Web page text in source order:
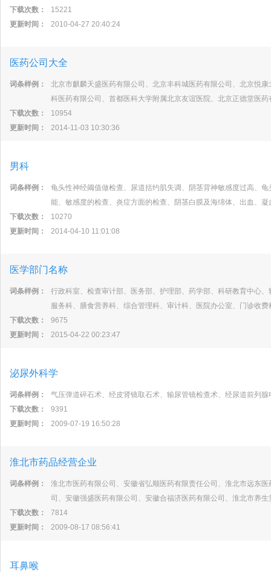
下载次数：
15221
更新时间：
2010-04-27 20:40:24
医药公司大全
词条样例：
北京市麒麟天盛医药有限公司、北京丰科城医药有限公司、北京悦
科医药有限公司、首都医科大学附属北京友谊医院、北京正德堂医药
下载次数：
10954
更新时间：
2014-11-03 10:30:36
男科
词条样例：
龟头性神经阈值做检查、尿道括约肌失调、阴茎背神敏感度过高、
能、敏感度的检查、炎症方面的检查、阴茎白膜及海绵体、出血、
下载次数：
10270
更新时间：
2014-04-10 11:01:08
医学部门名称
词条样例：
行政科室、检查审计部、医务部、护理部、药学部、科研教育中心
服务科、膳食营养科、综合管理科、审计科、医院办公室、门诊收
下载次数：
9675
更新时间：
2015-04-22 00:23:47
泌尿外科学
词条样例：
气压弹道碎石术、经皮肾镜取石术、输尿管镜检查术、经尿道前列
下载次数：
9391
更新时间：
2009-07-19 16:50:28
淮北市药品经营企业
词条样例：
淮北市医药有限公司、安徽省弘顺医药有限责任公司、淮北市远东
司、安徽强盛医药有限公司、安徽合福济医药有限公司、淮北市养
下载次数：
7814
更新时间：
2009-08-17 08:56:41
耳鼻喉